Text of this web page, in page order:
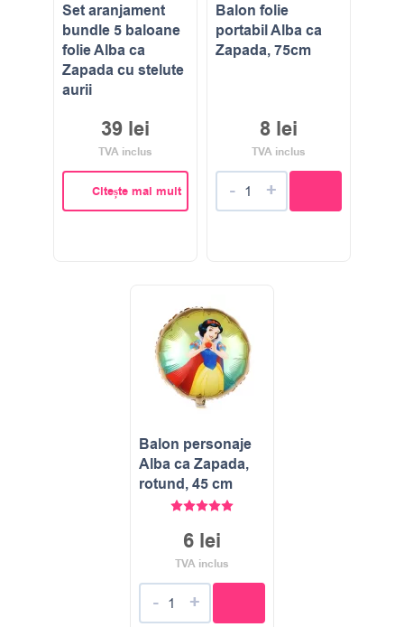
Set aranjament
bundle 5 baloane
folie Alba ca
Zapada cu stelute
aurii
39 lei
TVA inclus
Citește mai mult
Balon folie
portabil Alba ca
Zapada, 75cm
8 lei
TVA inclus
- +
Balon personaje
Alba ca Zapada,
rotund, 45 cm
6 lei
TVA inclus
- +